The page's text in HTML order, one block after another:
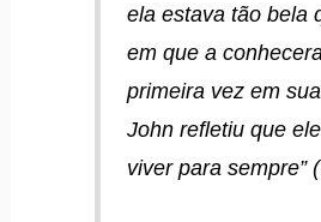
ela estava tão bela
em que a
primeira vez em
John refletiu que
viver para sempre”